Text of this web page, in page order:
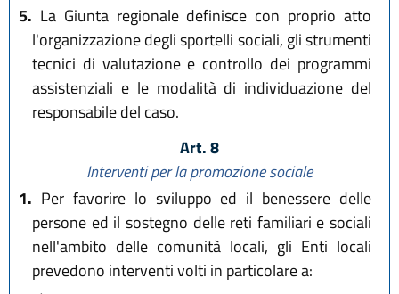
5. La Giunta regionale definisce con proprio atto
l'organizzazione degli sportelli sociali, gli strumenti
tecnici di valutazione e controllo dei programmi
assistenziali e le modalità di individuazione del
responsabile del caso.
Art. 8
Interventi per la promozione sociale
1. Per favorire lo sviluppo ed il benessere delle
persone ed il sostegno delle reti familiari e sociali
nell'ambito delle comunità locali, gli Enti locali
prevedono interventi volti in particolare a: